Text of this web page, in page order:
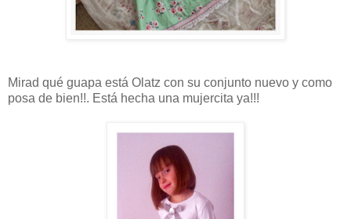
Mirad qué guapa está Olatz con su conjunto nuevo y como
posa de bien!!. Está hecha una mujercita ya!!!